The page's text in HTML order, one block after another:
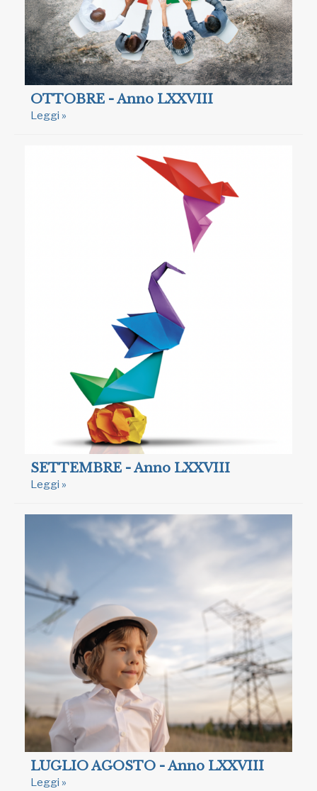
OTTOBRE - Anno LXXVIII
Leggi »
SETTEMBRE - Anno LXXVIII
Leggi »
LUGLIO AGOSTO - Anno LXXVIII
Leggi »